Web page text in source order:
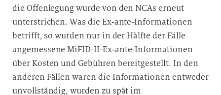
die Offenlegung wurde von den NCAs erneut
unterstrichen. Was die Ex‑ante-Informationen
betrifft, so wurden nur in der Hälfte der Fälle
angemessene MiFID-II-Ex‑ante-Informationen
über Kosten und Gebühren bereitgestellt. In den
anderen Fällen waren die Informationen entweder
unvollständig, wurden zu spät im